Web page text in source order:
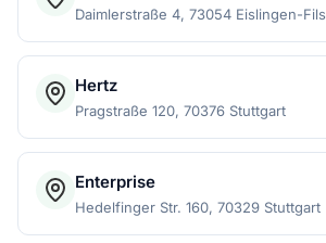
Daimlerstraße 4, 73054 Eislingen-Fils
Hertz
Pragstraße 120, 70376 Stuttgart
Enterprise
Hedelfinger Str. 160, 70329 Stuttgart